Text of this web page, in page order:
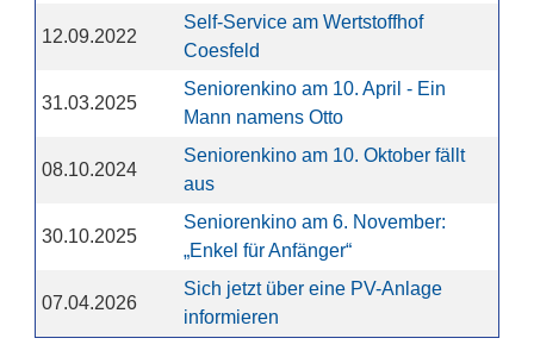
12.09.2022
Self-Service am Wertstoffhof
Coesfeld
31.03.2025
Seniorenkino am 10. April - Ein
Mann namens Otto
08.10.2024
Seniorenkino am 10. Oktober fällt
aus
30.10.2025
Seniorenkino am 6. November:
„Enkel für Anfänger“
07.04.2026
Sich jetzt über eine PV-Anlage
informieren